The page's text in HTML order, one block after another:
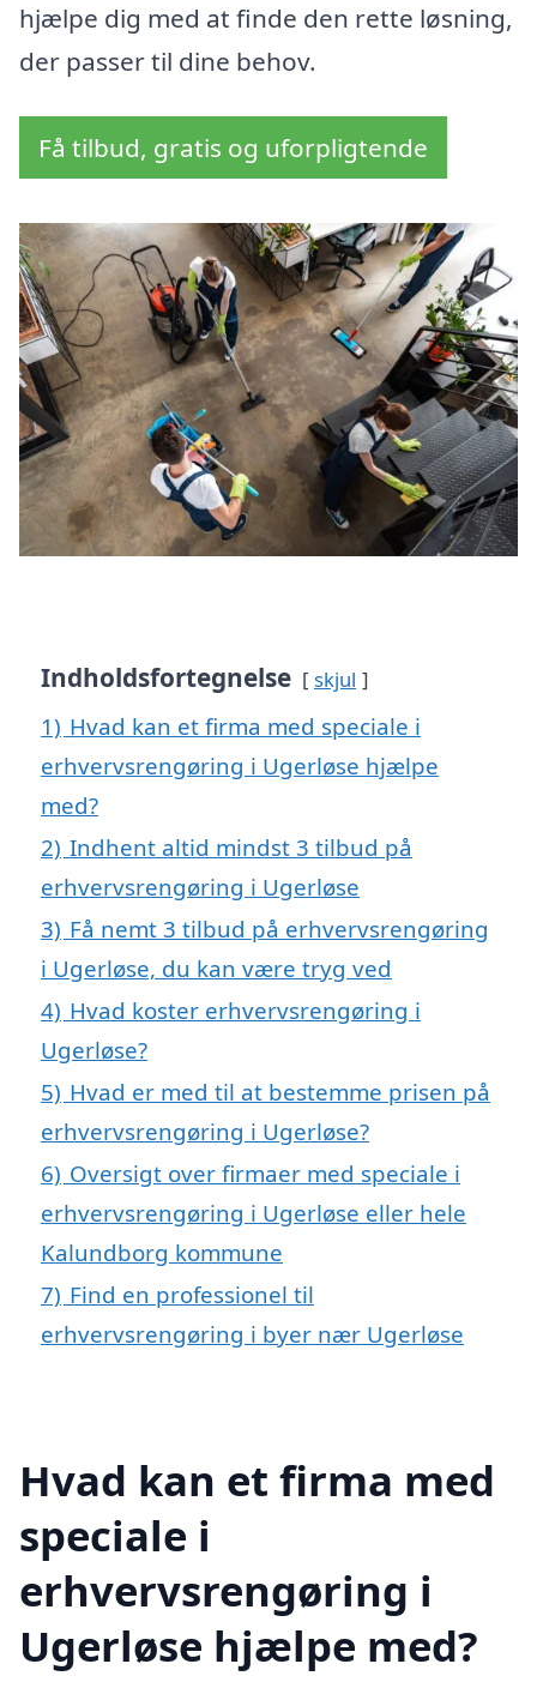
hjælpe dig med at finde den rette løsning,
der passer til dine behov.
Få tilbud, gratis og uforpligtende
Indholdsfortegnelse skjul
1) Hvad kan et firma med speciale i
erhvervsrengøring i Ugerløse hjælpe
med?
2) Indhent altid mindst 3 tilbud på
erhvervsrengøring i Ugerløse
3) Få nemt 3 tilbud på erhvervsrengøring
i Ugerløse, du kan være tryg ved
4) Hvad koster erhvervsrengøring i
Ugerløse?
5) Hvad er med til at bestemme prisen på
erhvervsrengøring i Ugerløse?
6) Oversigt over firmaer med speciale i
erhvervsrengøring i Ugerløse eller hele
Kalundborg kommune
7) Find en professionel til
erhvervsrengøring i byer nær Ugerløse
Hvad kan et firma med
speciale i
erhvervsrengøring i
Ugerløse hjælpe med?